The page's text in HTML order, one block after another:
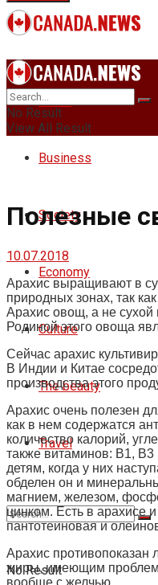
News
Business
Society
Economy
Culture
The beauty
Travel
No Result
No Result
View All Result
Полезные
10.07.2018
Арахис выращивают в
природных зонах, так
Арахис овощ, а не сухой
Родиной этого овоща
Сейчас арахис
В Индии и Китае
производства этого
Арахис очень полезен
как в нем содержатся
количество калорий,
также витаминов: B1,
детям, когда у них
обделен он и
магнием, железом,
цинком. Есть в арахисе
пантотеиновая и
Арахис
жиры, имеющим